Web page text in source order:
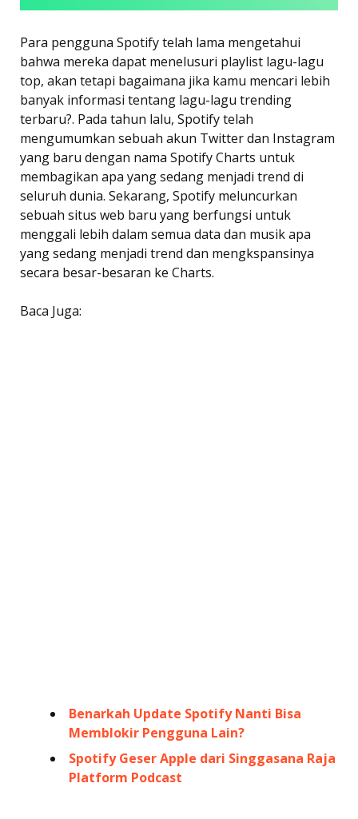
Para pengguna Spotify telah lama mengetahui
bahwa mereka dapat menelusuri playlist lagu-lagu
top, akan tetapi bagaimana jika kamu mencari lebih
banyak informasi tentang lagu-lagu trending
terbaru?. Pada tahun lalu, Spotify telah
mengumumkan sebuah akun Twitter dan Instagram
yang baru dengan nama Spotify Charts untuk
membagikan apa yang sedang menjadi trend di
seluruh dunia. Sekarang, Spotify meluncurkan
sebuah situs web baru yang berfungsi untuk
menggali lebih dalam semua data dan musik apa
yang sedang menjadi trend dan mengkspansinya
secara besar-besaran ke Charts.
Baca Juga:
Benarkah Update Spotify Nanti Bisa
Memblokir Pengguna Lain?
Spotify Geser Apple dari Singgasana Raja
Platform Podcast